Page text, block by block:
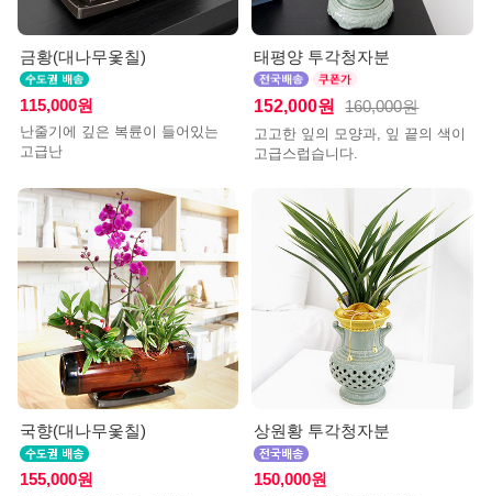
금황(대나무옻칠)
115,000원
난줄기에 깊은 복륜이 들어있는
고급난
태평양 투각청자분
152,000원 160,000원
고고한 잎의 모양과, 잎 끝의 색이
고급스럽습니다.
국향(대나무옻칠)
155,000원
상원황 투각청자분
150,000원